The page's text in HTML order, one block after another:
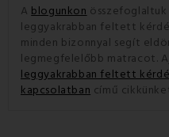
Ablogunkonösszefoglaltuk
leggyakrabban feltett
minden bizonnyal segít
legmegfelelőbb matracot.
leggyakrabban feltett
kapcsolatban című